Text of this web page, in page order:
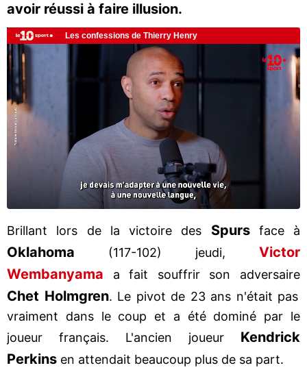
avoir réussi à faire illusion.
Brillant lors de la victoire des Spurs face à
Oklahoma (117-102) jeudi,
Victor
Wembanyama a fait souffrir son adversaire
Chet Holmgren. Le pivot de 23 ans n'était pas
vraiment dans le coup et a été dominé par le
joueur français. L'ancien joueur Kendrick
Perkins en attendait beaucoup plus de sa part.